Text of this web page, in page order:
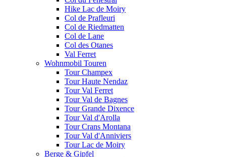
Hike Lac de Moiry
Col de Prafleuri
Col de Riedmatten
Col de Lane
Col des Otanes
Val Ferret
Wohnmobil Touren
Tour Champex
Tour Haute Nendaz
Tour Val Ferret
Tour Val de Bagnes
Tour Grande Dixence
Tour Val d'Arolla
Tour Crans Montana
Tour Val d'Anniviers
Tour Lac de Moiry
Berge & Gipfel